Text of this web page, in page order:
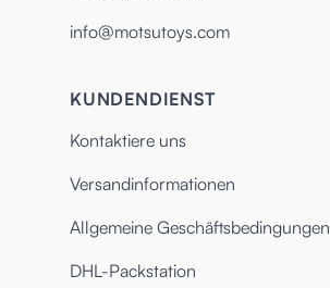
info@motsutoys.com
KUNDENDIENST
Kontaktiere uns
Versandinformationen
Allgemeine Geschäftsbedingungen
DHL-Packstation